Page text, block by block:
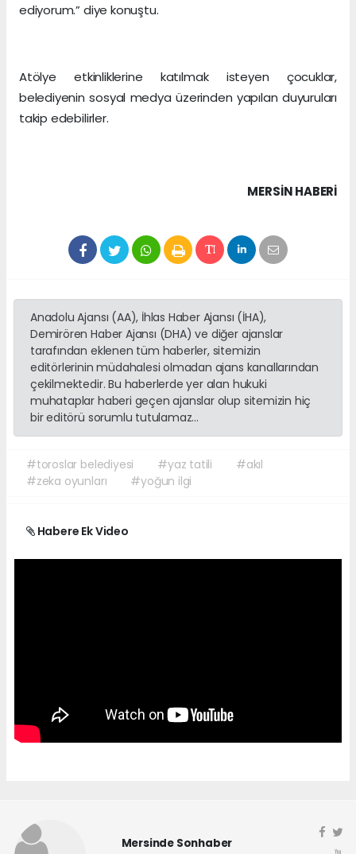
ediyorum.” diye konuştu.
Atölye etkinliklerine katılmak isteyen çocuklar,
belediyenin sosyal medya üzerinden yapılan duyuruları
takip edebilirler.
MERSIN HABERİ
Anadolu Ajansı (AA), İhlas Haber Ajansı (İHA),
Demirören Haber Ajansı (DHA) ve diğer ajanslar
tarafından eklenen tüm haberler, sitemizin
editörlerinin müdahalesi olmadan ajans kanallarından
çekilmektedir. Bu haberlerde yer alan hukuki
muhataplar haberi geçen ajanslar olup sitemizin hiç
bir editörü sorumlu tutulamaz...
#toroslar belediyesi #yaz tatili
#akıl
#zeka oyunları
#yoğun ilgi
Habere Ek Video
Mersinde Sonhaber